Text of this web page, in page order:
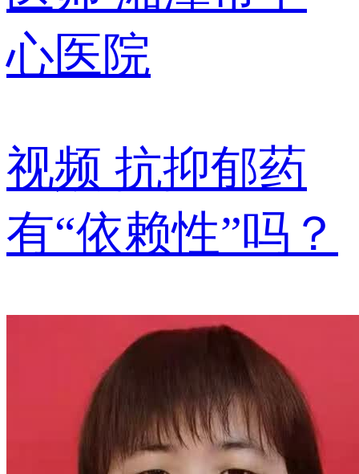
心医院
视频 抗抑郁药
有“依赖性”吗？